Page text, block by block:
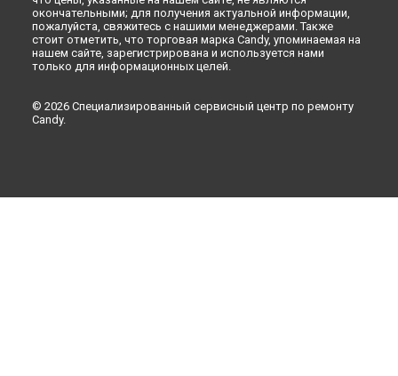
окончательными; для получения актуальной информации,
пожалуйста, свяжитесь с нашими менеджерами. Также
стоит отметить, что торговая марка Candy, упоминаемая на
нашем сайте, зарегистрирована и используется нами
только для информационных целей.
© 2026 Специализированный сервисный центр по ремонту
Candy.